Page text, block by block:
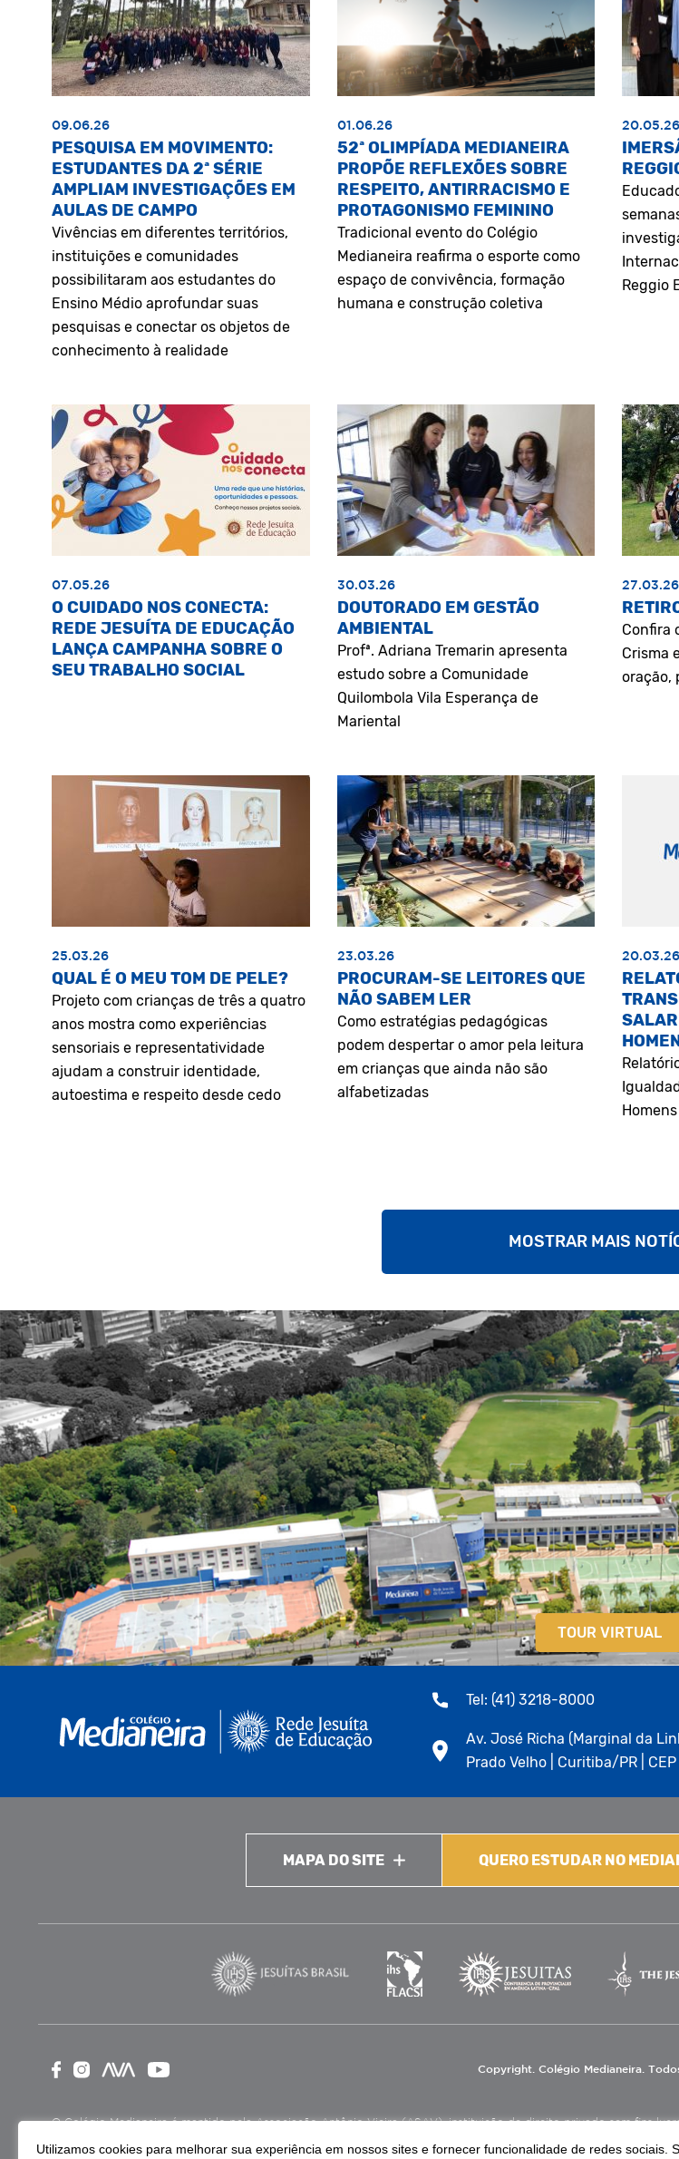
09.06.26
PESQUISA EM MOVIMENTO:
ESTUDANTES DA 2ª SÉRIE
AMPLIAM INVESTIGAÇÕES EM
AULAS DE CAMPO
Vivências em diferentes territórios,
instituições e comunidades
possibilitaram aos estudantes do
Ensino Médio aprofundar suas
pesquisas e conectar os objetos de
conhecimento à realidade
01.06.26
52ª OLIMPÍADA MEDIANEIRA
PROPÕE REFLEXÕES SOBRE
RESPEITO, ANTIRRACISMO E
PROTAGONISMO FEMININO
Tradicional evento do Colégio
Medianeira reafirma o esporte como
espaço de convivência, formação
humana e construção coletiva
20.05.26
Reggio
07.05.26
O CUIDADO NOS CONECTA:
REDE JESUÍTA DE EDUCAÇÃO
LANÇA CAMPANHA SOBRE O
SEU TRABALHO SOCIAL
30.03.26
DOUTORADO EM GESTÃO
AMBIENTAL
Profª. Adriana Tremarin apresenta
estudo sobre a Comunidade
Quilombola Vila Esperança de
Mariental
27.03.26
Confira
Crisma
oração,
25.03.26
QUAL É O MEU TOM DE PELE?
Projeto com crianças de três a quatro
anos mostra como experiências
sensoriais e representatividade
ajudam a construir identidade,
autoestima e respeito desde cedo
23.03.26
PROCURAM-SE LEITORES QUE
NÃO SABEM LER
Como estratégias pedagógicas
podem despertar o amor pela leitura
em crianças que ainda não são
alfabetizadas
20.03.26
MOSTRAR MAIS
TOUR VIRTUAL
Tel: (41) 3218-8000
Av. José Richa (Marginal da
Prado Velho | Curitiba/PR |
MAPA DO SITE QUERO ESTUDAR NO
Copyright. Colégio Medianeira.
O Colégio Medianeira é mantido pela Associação Antônio Vieira (ASAV), instituição de direito privado sem fins
Utilizamos cookies para melhorar sua experiência em nossos sites e fornecer funcionalidade de redes sociais.